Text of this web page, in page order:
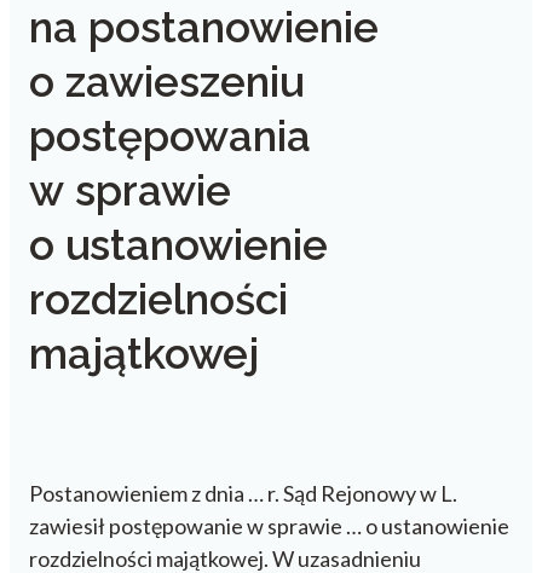
na postanowienie
o zawieszeniu
postępowania
w sprawie
o ustanowienie
rozdzielności
majątkowej
Postanowieniem z dnia … r. Sąd Rejonowy w L.
zawiesił postępowanie w sprawie … o ustanowienie
rozdzielności majątkowej. W uzasadnieniu